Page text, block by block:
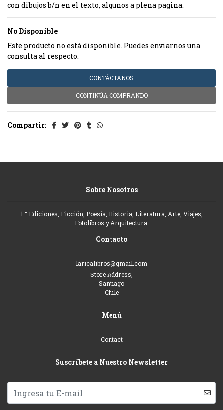
con dibujos b/n en el texto, algunos a plena pagina.
No Disponible
Este producto no está disponible. Puedes enviarnos una
consulta al respecto.
CONTÁCTANOS
CONTINÚA COMPRANDO
Compartir:
Sobre Nosotros
1 ° Ediciones, Ficción, Poesía, Historia, Literatura, Arte, Viajes,
Fotolibros y Arquitectura.
Contacto
laricalibros@gmail.com
Store Address,
Santiago
Chile
Menú
Contact
Suscríbete a Nuestro Newsletter